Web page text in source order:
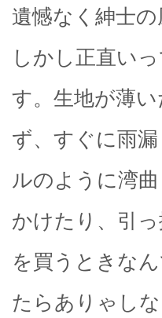
遺憾なく紳士
しかし正直い
す。生地が薄
ず、すぐに雨
ルのように湾
かけたり、引
を買うときな
たらありゃし